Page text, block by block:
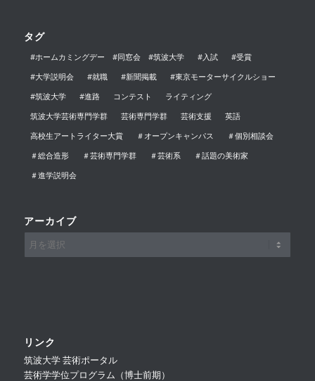
タグ
#ホームカミングデー #同窓会 #筑波大学 #入試
#受賞
#大学説明会
#就職 #新聞掲載
#東京モーターサイクルショー
#筑波大学
#進路 コンテスト
ライティング
筑波大学芸術専門学群
芸術専門学群 芸術支援
英語
高校生アートライター大賞
＃オープンキャンパス
＃個別相談会
＃総合造形
＃芸術専門学群 ＃芸術系
＃話題の美術家
＃進学説明会
アーカイブ
リンク
筑波大学 芸術ポータル
芸術学学位プログラム（博士前期）